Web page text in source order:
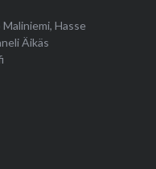
Hasse
Äikäs